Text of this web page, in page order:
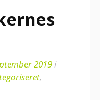
2019i
,